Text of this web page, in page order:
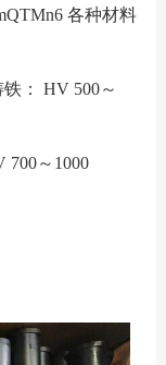
各种材料
： HV 500～
700～1000